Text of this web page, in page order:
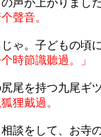
声が上がりました
聲音。
ゃ。子どもの頃
時節識聽過。」
尾を持つ九尾ギ
狸戴過。
談をして、お寺